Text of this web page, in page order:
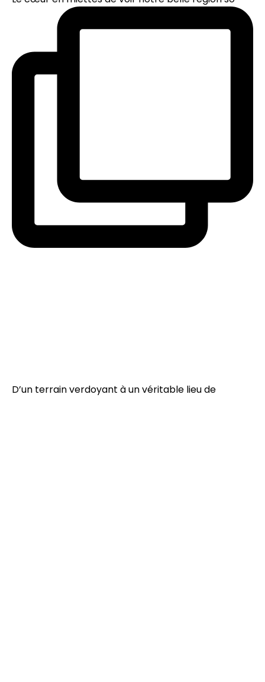
D’un terrain verdoyant à un véritable lieu de